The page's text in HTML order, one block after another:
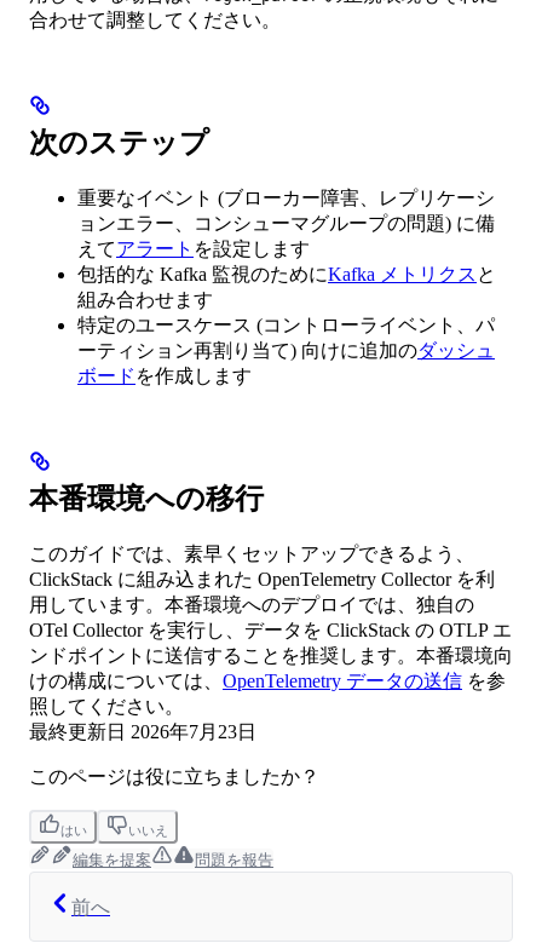
合わせて調整してください。
次のステップ
重要なイベント (ブローカー障害、レプリケーシ
ョンエラー、コンシューマグループの問題) に備
えてアラート を設定します
包括的な Kafka 監視のためにKafka メトリクス と
組み合わせます
特定のユースケース (コントローライベント、パ
ーティション再割り当て) 向けに追加のダッシュ
ボード を作成します
本番環境への移行
このガイドでは、素早くセットアップできるよう、
ClickStack に組み込まれた OpenTelemetry Collector を利
用しています。本番環境へのデプロイでは、独自の
OTel Collector を実行し、データを ClickStack の OTLP エ
ンドポイントに送信することを推奨します。本番環境向
けの構成については、 OpenTelemetry データの送信 を参
照してください。
最終更新日 2026年7月23日
このページは役に立ちましたか？
はい いいえ
編集を提案 問題を報告
前へ